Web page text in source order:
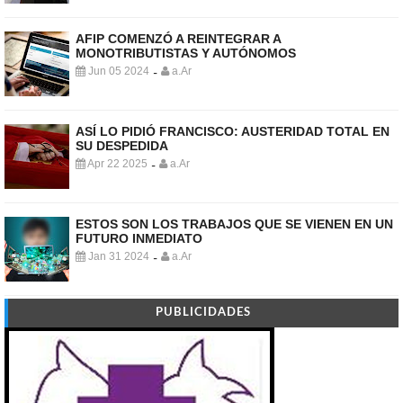
AFIP COMENZÓ A REINTEGRAR A
MONOTRIBUTISTAS Y AUTÓNOMOS
Jun 05 2024 - a.Ar
ASÍ LO PIDIÓ FRANCISCO: AUSTERIDAD TOTAL EN
SU DESPEDIDA
Apr 22 2025 - a.Ar
ESTOS SON LOS TRABAJOS QUE SE VIENEN EN UN
FUTURO INMEDIATO
Jan 31 2024 - a.Ar
PUBLICIDADES